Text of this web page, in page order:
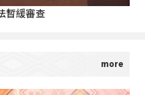
暫緩審查